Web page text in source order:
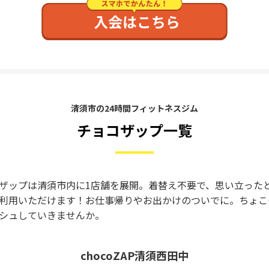
清須市の24時間フィットネスジム
チョコザップ一覧
ップは清須市内に1店舗を展開。着替え不要で、思い立った
用いただけます！お仕事帰りやお出かけのついでに。ちょこ
ュしていきませんか。
chocoZAP清須西田中